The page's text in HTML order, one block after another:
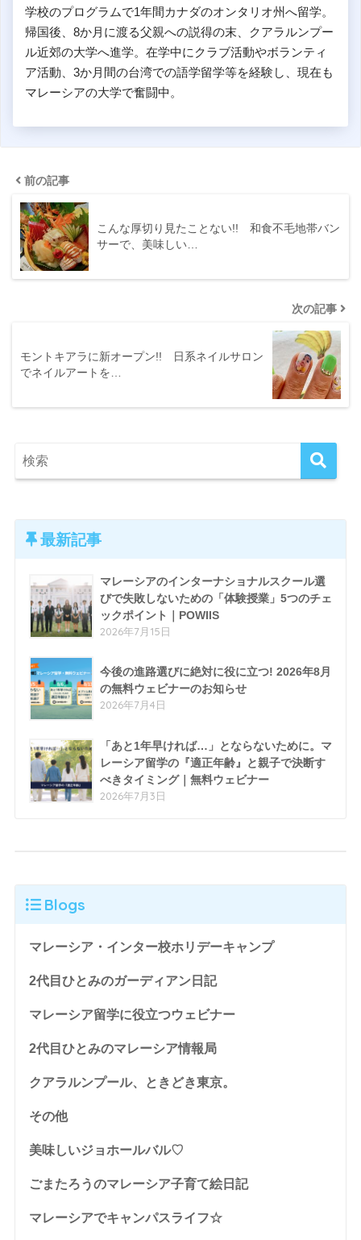
学校のプログラムで1年間カナダのオンタリオ州へ留学。
帰国後、8か月に渡る父親への説得の末、クアラルンプー
ル近郊の大学へ進学。在学中にクラブ活動やボランティ
ア活動、3か月間の台湾での語学留学等を経験し、現在も
マレーシアの大学で奮闘中。
前の記事
こんな厚切り見たことない!! 和食不毛地帯バン
サーで、美味しい…
次の記事
モントキアラに新オープン!! 日系ネイルサロン
でネイルアートを…
最新記事
マレーシアのインターナショナルスクール選
びで失敗しないための「体験授業」5つのチェ
ックポイント｜POWIIS
2026年7月15日
今後の進路選びに絶対に役に立つ! 2026年8月
の無料ウェビナーのお知らせ
2026年7月4日
「あと1年早ければ…」とならないために。マ
レーシア留学の『適正年齢』と親子で決断す
べきタイミング｜無料ウェビナー
2026年7月3日
Blogs
マレーシア・インター校ホリデーキャンプ
2代目ひとみのガーディアン日記
マレーシア留学に役立つウェビナー
2代目ひとみのマレーシア情報局
クアラルンプール、ときどき東京。
その他
美味しいジョホールバル♡
ごまたろうのマレーシア子育て絵日記
マレーシアでキャンパスライフ☆